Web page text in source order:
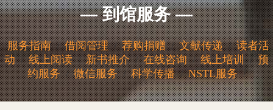
概
况
务
中
心
新
闻
动
态
研
究
成
人
才
党
—到馆服务—
服务指南 / 借阅管理 / 荐购捐赠 / 文献传递 / 读者活
动 / 线上阅读 / 新书推介 / 在线咨询 / 线上培训 / 预
约服务 / 微信服务 / 科学传播 / NSTL服务 /